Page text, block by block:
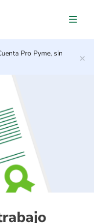
de
Pro Pyme, sin ×